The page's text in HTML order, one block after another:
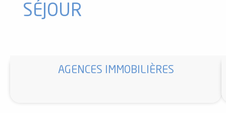
SÉJOUR
AGENCES IMMOBILIÈRES